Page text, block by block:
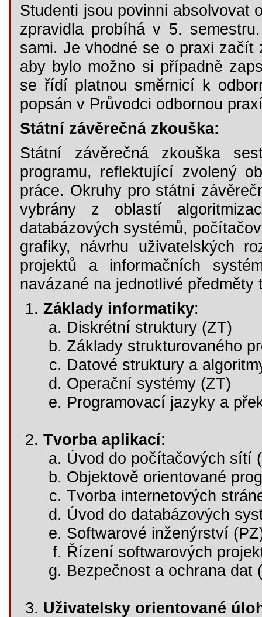
Studenti jsou povinni absolvovat
zpravidla probíhá v 5.
sami. Je vhodné se o praxi
aby bylo možno si případně
se řídí platnou směrnicí k
popsán v Průvodci odbornou
Státní závěrečná zkouška:
Státní závěrečná zkouška
programu, reflektující zvolený
práce. Okruhy pro státní
vybrány z oblastí
databázových systémů,
grafiky, návrhu uživatelských
projektů a informačních
navázané na jednotlivé předměty
Základy informatiky:
Diskrétní struktury (ZT)
Základy strukturovaného
Datové struktury a
Operační systémy (ZT)
Programovací jazyky a
Tvorba aplikací:
Úvod do počítačových sítí
Objektově orientované
Tvorba internetových
Úvod do databázových
Softwarové inženýrství
Řízení softwarových
Bezpečnost a ochrana dat
Uživatelsky orientované